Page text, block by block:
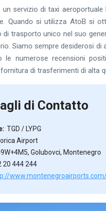
servizio di taxi
Quando si utilizza AtoB si
di trasporto unico nel suo
Siamo sempre desiderosi di
le numerose recensioni
di trasferimenti di alta
di Contatto
TGD / LYPG
Airport
Golubovci, Montenegro
20 444 244